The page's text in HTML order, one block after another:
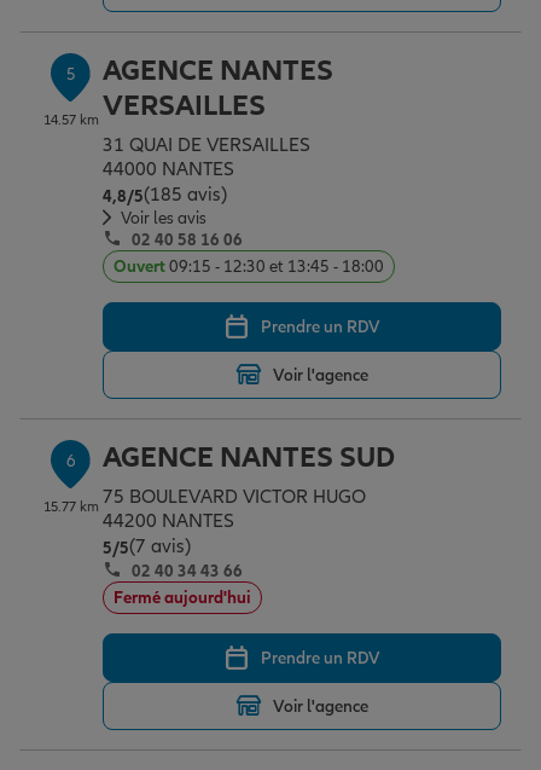
5
14.57 km
AGENCE NANTES
VERSAILLES
31 QUAI DE VERSAILLES
44000 NANTES
4,8/5Note de 4.8 sur 5
(185 avis)
Voir les avis
02 40 58 16 06
Ouvert09:15 - 12:30 et 13:45 - 18:00
Prendre un RDV
Voir l'agence
6
15.77 km
AGENCE NANTES SUD
75 BOULEVARD VICTOR HUGO
44200 NANTES
5/5Note de 5 sur 5
(7 avis)
02 40 34 43 66
Fermé aujourd'hui
Prendre un RDV
Voir l'agence